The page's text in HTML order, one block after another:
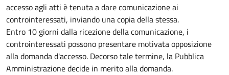
accesso agli atti è tenuta a dare comunicazione ai
controinteressati, inviando una copia della stessa.
Entro 10 giorni dalla ricezione della comunicazione, i
controinteressati possono presentare motivata opposizione
alla domanda d'accesso. Decorso tale termine, la Pubblica
Amministrazione decide in merito alla domanda.